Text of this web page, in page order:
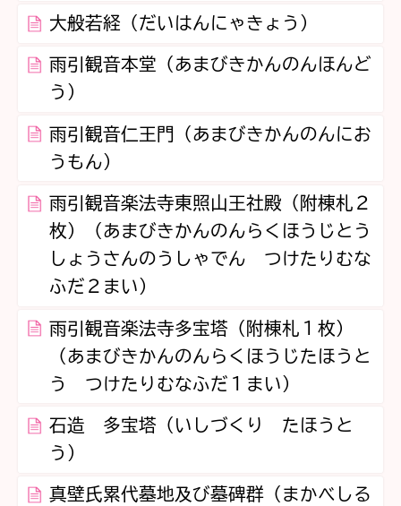
大般若経（だいはんにゃきょう）
雨引観音本堂（あまびきかんのんほんど
う）
雨引観音仁王門（あまびきかんのんにお
うもん）
雨引観音楽法寺東照山王社殿（附棟札２
枚）（あまびきかんのんらくほうじとう
しょうさんのうしゃでん つけたりむな
ふだ２まい）
雨引観音楽法寺多宝塔（附棟札１枚）
（あまびきかんのんらくほうじたほうと
う つけたりむなふだ１まい）
石造 多宝塔（いしづくり たほうと
う）
真壁氏累代墓地及び墓碑群（まかべしる